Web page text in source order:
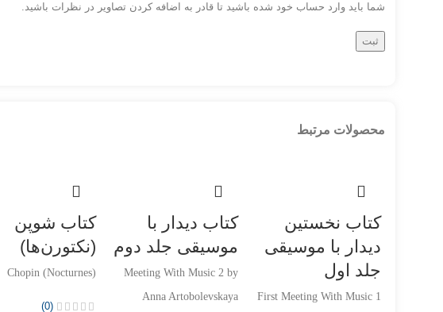
شما باید وارد حساب خود شده باشید تا قادر به اضافه کردن تصاویر در نظرات باشید.
محصولات مرتبط
کتاب نخستین
دیدار با موسیقی
جلد اول
First Meeting With Music 1
کتاب دیدار با
موسیقی جلد دوم
Meeting With Music 2 by
Anna Artobolevskaya
کتاب شوپن
(نکتورن‌ها)
Chopin (Nocturnes)
(0)